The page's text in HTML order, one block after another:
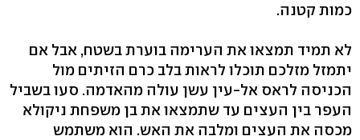
כמות קטנה.
לא תמיד תמצאו את הערימה בוערת בשטח, אבל אם
יתמזל מזלכם תוכלו לראות בלב כרם הזיתים מול
הכניסה לראס אל-עין עשן עולה מהאדמה. סעו בשביל
העפר בין העצים עד שתמצאו את בן משפחת ניקולא
מכסה את העצים ומלבה את האש. הוא משתמש